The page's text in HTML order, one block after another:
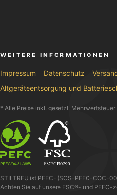
WEITERE INFORMATIONEN
Impressum Datenschutz
Altgeräteentsorgung und
* Alle Preise inkl. gesetzl. Mehrwertsteuer
STILTREU ist PEFC- (SCS-PEFC-
Achten Sie auf unsere FSC®- und PEFC-